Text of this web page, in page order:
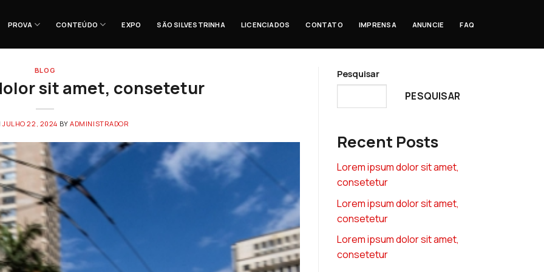
PROVA CONTEÚDO EXPO SÃO SILVESTRINHA LICENCIADOS CONTATO IMPRENSA ANUNCIE FAQ
BLOG
sit amet, consetetur
JULHO 22, 2024 BYADMINISTRADOR
Pesquisar
PESQUISAR
Recent Posts
Lorem ipsum dolor sit amet,
consetetur
Lorem ipsum dolor sit amet,
consetetur
Lorem ipsum dolor sit amet,
consetetur